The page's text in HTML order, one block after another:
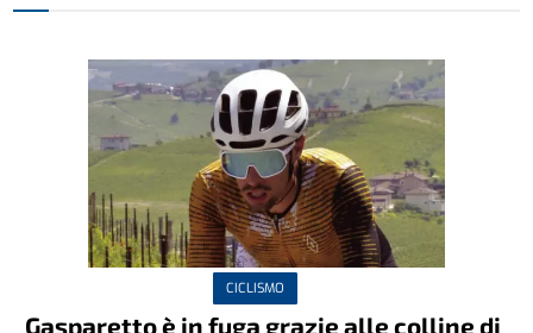
CICLISMO
Gasparetto è in fuga grazie alle colline di